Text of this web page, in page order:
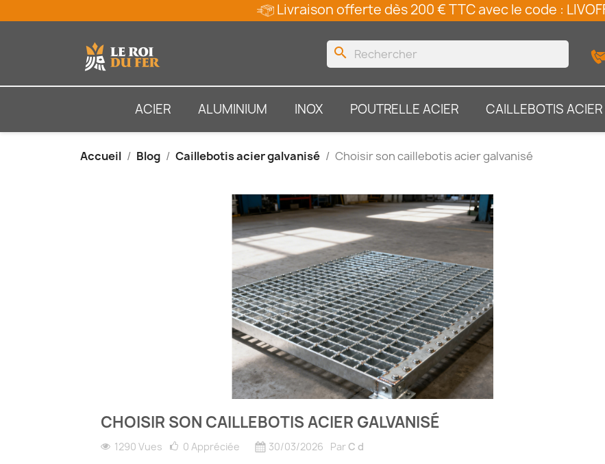
Livraison offerte dès 200 € TTC avec le code :
search
ACIER ALUMINIUM INOX POUTRELLE ACIER CAILLEBOTIS
Accueil Blog Caillebotis acier galvanisé Choisir son caillebotis acier galvanisé
CHOISIR SON CAILLEBOTIS ACIER GALVANISÉ
1290 Vues 0 Appréciée 30/03/2026 ParC d